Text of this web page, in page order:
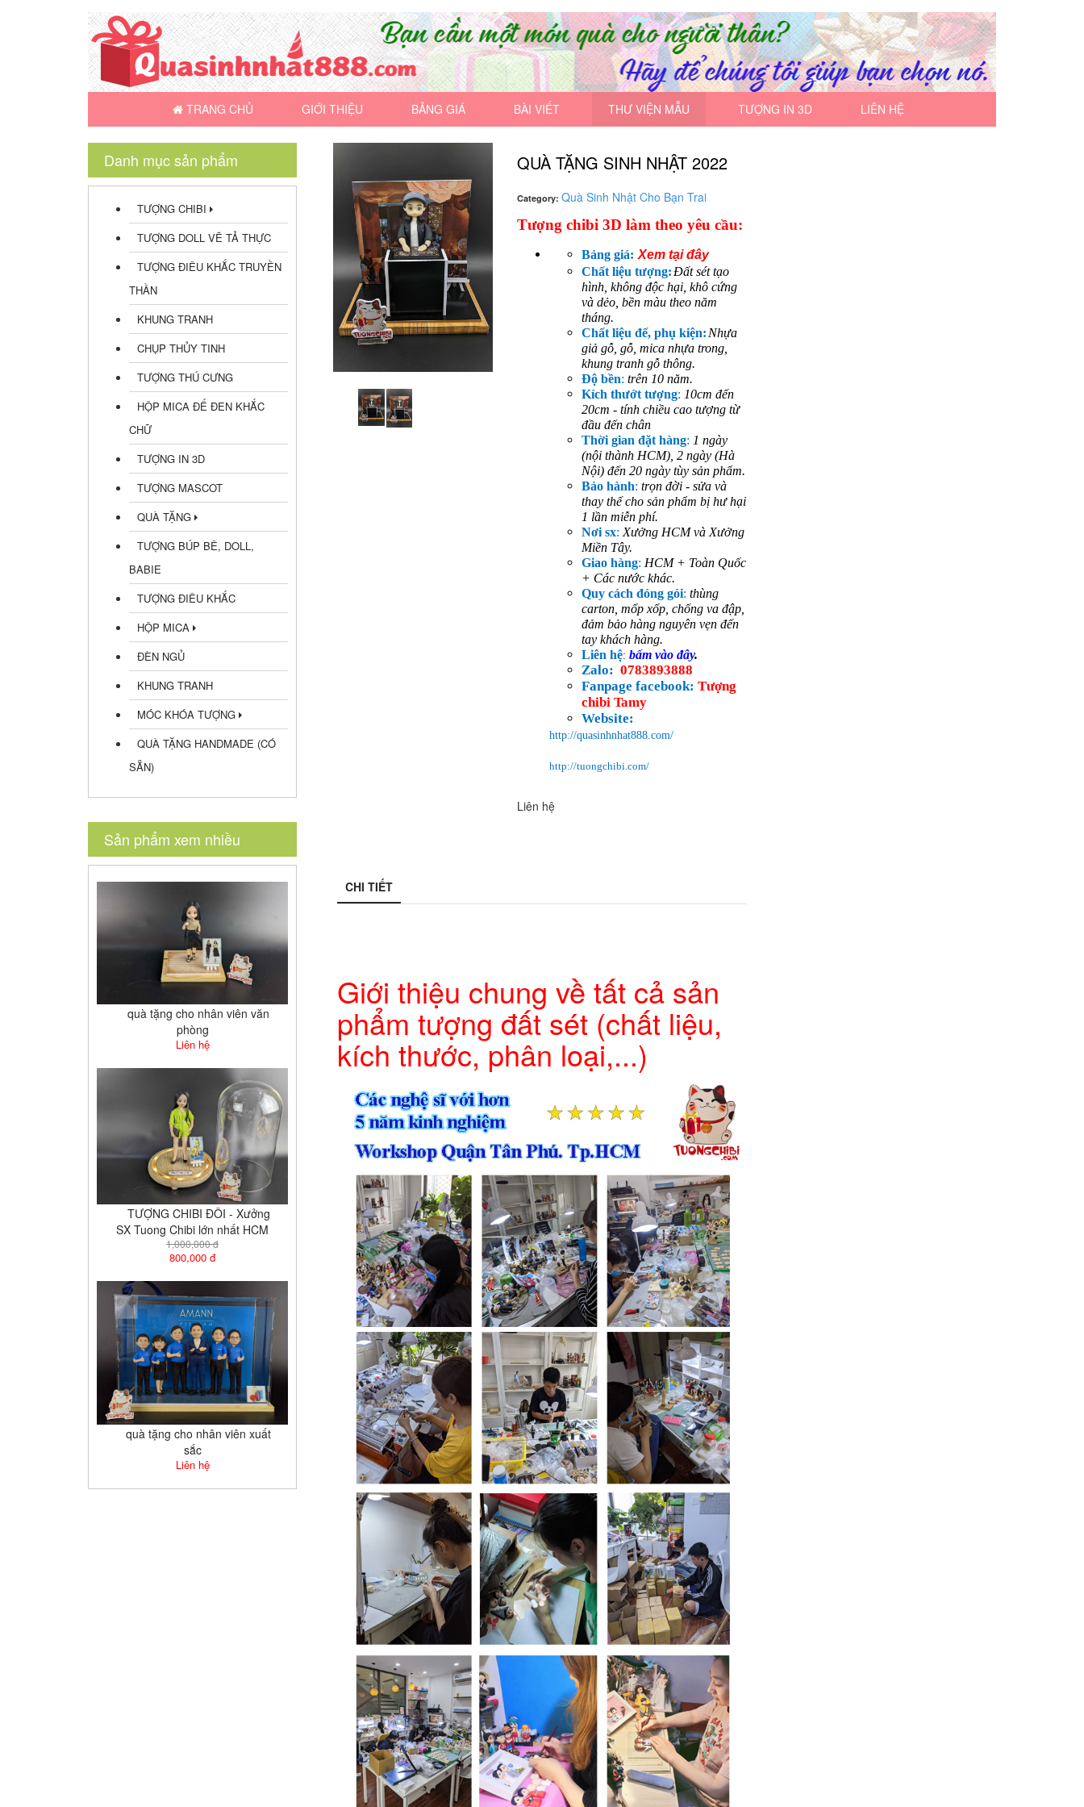
TRANG CHỦ GIỚI THIỆU BẢNG GIÁ BÀI VIẾT THƯ VIỆN MẪU TƯỢNG IN 3D LIÊN HỆ
Danh mục sản phẩm
TƯỢNG CHIBI
TƯỢNG DOLL VẼ TẢ THỰC
TƯỢNG ĐIÊU KHẮC TRUYỀN
THẦN
KHUNG TRANH
CHỤP THỦY TINH
TƯỢNG THÚ CƯNG
HỘP MICA ĐẾ ĐEN KHẮC
CHỮ
TƯỢNG IN 3D
TƯỢNG MASCOT
QUÀ TẶNG
TƯỢNG BÚP BÊ, DOLL,
BABIE
TƯỢNG ĐIÊU KHẮC
HỘP MICA
ĐÈN NGỦ
KHUNG TRANH
MÓC KHÓA TƯỢNG
QUÀ TẶNG HANDMADE (CÓ
SẴN)
Sản phẩm xem nhiều
quà tặng cho nhân viên văn
phòng
Liên hệ
TƯỢNG CHIBI ĐÔI - Xưởng
SX Tuong Chibi lớn nhất HCM
1,000,000 đ
800,000 đ
quà tặng cho nhân viên xuất
sắc
Liên hệ
QUÀ TẶNG SINH NHẬT 2022
Category:Quà Sinh Nhật Cho Bạn Trai
Tượng chibi 3D làm theo yêu cầu:
Bảng giá: Xem tại đây
Chất liệu tượng:Đất sét tạo
hình, không độc hại, khô cứng
và dẻo, bền màu theo năm
tháng.
Chất liệu đế, phụ kiện: Nhựa
giả gỗ, gỗ, mica nhựa trong,
khung tranh gỗ thông.
Độ bền:trên 10 năm.
Kích thướt tượng: 10cm đến
20cm - tính chiều cao tượng từ
đầu đến chân
Thời gian đặt hàng: 1 ngày
(nội thành HCM), 2 ngày (Hà
Nội) đến 20 ngày tùy sản phẩm.
Bảo hành:trọn đời - sửa và
thay thế cho sản phẩm bị hư hại
1 lần miễn phí.
Nơi sx: Xưởng HCM và Xưởng
Miền Tây.
Giao hàng: HCM + Toàn Quốc
+ Các nước khác.
Quy cách đóng gói:thùng
carton, mốp xốp, chống va đập,
đảm bảo hàng nguyên vẹn đến
tay khách hàng.
Liên hệ:bấm vào đây.
Zalo:0783893888
Fanpage facebook:Tượng
chibi Tamy
Website:
http://quasinhnhat888.com/
http://tuongchibi.com/
Liên hệ
CHI TIẾT
Giới thiệu chung về tất cả sản
phẩm tượng đất sét (chất liệu,
kích thước, phân loại,...)